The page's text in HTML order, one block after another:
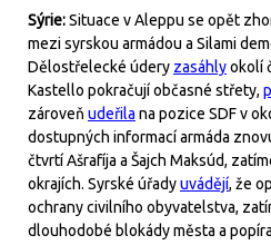
Sýrie:Situace v Aleppu se opět
mezi syrskou armádou a Silami
Dělostřelecké údery zasáhlyokolí
Kastello pokračují občasné střety,
zároveň udeřila na pozice SDF v
dostupných informací armáda
čtvrtí Ašrafíja a Šajch Maksúd,
okrajích. Syrské úřadyuvádějí, že
ochrany civilního obyvatelstva,
dlouhodobé blokády města a